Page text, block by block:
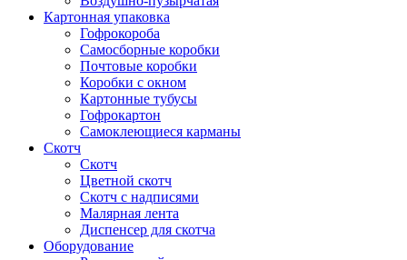
Картонная упаковка
Гофрокороба
Самосборные коробки
Почтовые коробки
Коробки с окном
Картонные тубусы
Гофрокартон
Самоклеющиеся карманы
Скотч
Скотч
Цветной скотч
Скотч с надписями
Малярная лента
Диспенсер для скотча
Оборудование